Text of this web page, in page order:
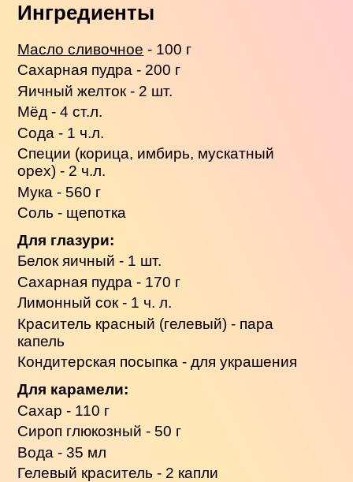
Ингредиенты
Масло сливочное - 100 г
Сахарная пудра - 200 г
Яичный желток - 2 шт.
Мёд - 4 ст.л.
Сода - 1 ч.л.
Специи (корица, имбирь, мускатный
орех) - 2 ч.л.
Мука - 560 г
Соль - щепотка
Для глазури:
Белок яичный - 1 шт.
Сахарная пудра - 170 г
Лимонный сок - 1 ч. л.
Краситель красный (гелевый) - пара
капель
Кондитерская посыпка - для украшения
Для карамели:
Сахар - 110 г
Сироп глюкозный - 50 г
Вода - 35 мл
Гелевый краситель - 2 капли